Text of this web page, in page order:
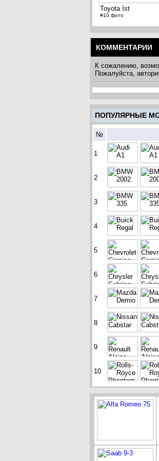
Toyota Ist
#10 фото
КОММЕНТАРИИ
К сожалению,
Пожалуйста,
ПОПУЛЯРНЫЕ
№
1
2
3
4
5
6
7
8
9
10